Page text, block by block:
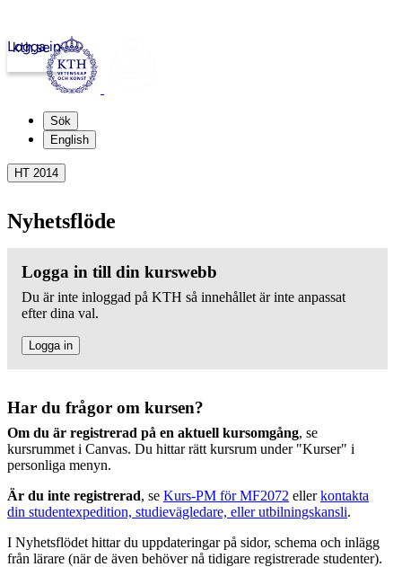
kth.se
Logga in
Sök
English
HT 2014
Nyhetsflöde
Logga in till din kurswebb
Du är inte inloggad på KTH så innehållet är inte anpassat
efter dina val.
Logga in
Har du frågor om kursen?
Om du är registrerad på en aktuell kursomgång, se
kursrummet i Canvas. Du hittar rätt kursrum under "Kurser" i
personliga menyn.
Är du inte registrerad, se Kurs-PM för MF2072 ellerkontakta
din studentexpedition, studievägledare, eller utbilningskansli.
I Nyhetsflödet hittar du uppdateringar på sidor, schema och inlägg
från lärare (när de även behöver nå tidigare registrerade studenter).